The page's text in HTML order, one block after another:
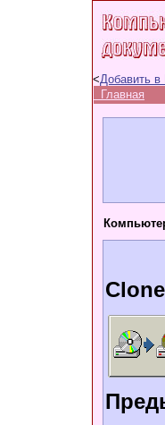
<Добавить в
Главная